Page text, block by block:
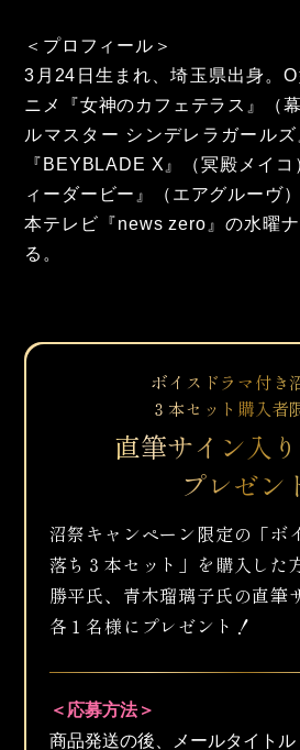
＜プロフィール＞
3月24日生まれ、埼玉県出身。
ニメ『女神のカフェテラス』（
ルマスター シンデレラガールズ
『BEYBLADE X』（冥殿メイ
ィーダービー』（エアグルーヴ
本テレビ『news zero』の水曜
る。
ボイスドラマ付き
３本セット購入者
直筆サイン入
プレゼン
沼祭キャンペーン限定の「ボ
落ち３本セット」を 購入した
勝平氏、青木瑠璃子氏の直筆
各１名様にプレゼント！
＜応募方法＞
商品発送の後、メールタイトル